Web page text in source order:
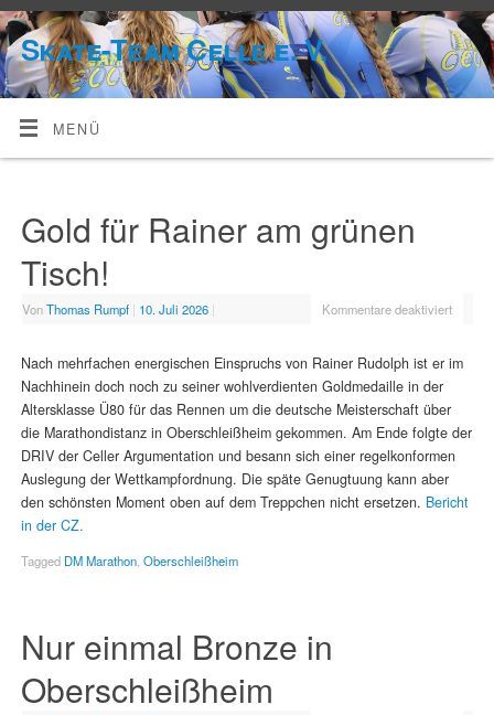
Skate-Team Celle e. V.
MENÜ
Gold für Rainer am grünen
Tisch!
VonThomas Rumpf | 10. Juli 2026 | Kommentare deaktiviert
Nach mehrfachen energischen Einspruchs von Rainer Rudolph ist er im
Nachhinein doch noch zu seiner wohlverdienten Goldmedaille in der
Altersklasse Ü80 für das Rennen um die deutsche Meisterschaft über
die Marathondistanz in Oberschleißheim gekommen. Am Ende folgte der
DRIV der Celler Argumentation und besann sich einer regelkonformen
Auslegung der Wettkampfordnung. Die späte Genugtuung kann aber
den schönsten Moment oben auf dem Treppchen nicht ersetzen. Bericht
in der CZ.
Tagged DM Marathon, Oberschleißheim
Nur einmal Bronze in
Oberschleißheim